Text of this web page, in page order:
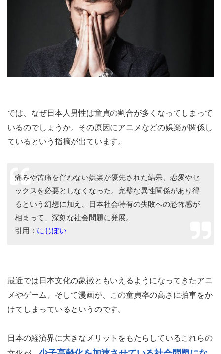
では、なぜ日本人男性は童貞の割合が多くなってしまって
いるのでしょうか。その原因にアニメなどの娯楽が関係し
ているという指摘が出ています。
痛みや苦痛を伴わない娯楽が優先された結果、恋愛やセ
ックスを必要としなくなった。完璧な異性関係があり得
るという幻想に加え、日本社会特有の失敗への恐怖感が
相まって、深刻な社会問題に発展。
引用： にじぽい
最近では日本文化の象徴ともいえるようになってきたアニ
メやゲーム、そして漫画が、この童貞率の高さに拍車をか
けてしまっているというのです。
日本の経済界に大きなメリットをもたらしているこれらの